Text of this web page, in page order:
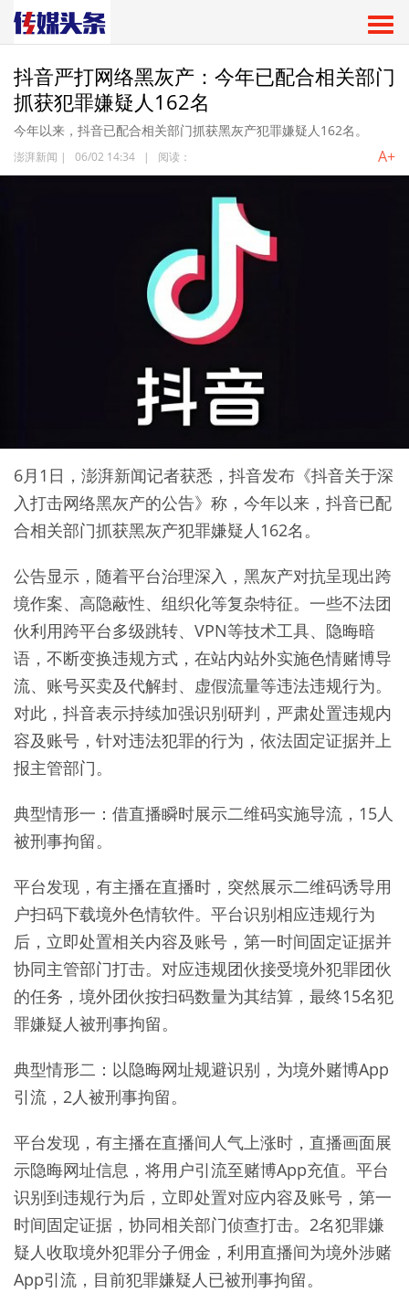
抖音严打网络黑灰产：今年已配合相关部门
抓获犯罪嫌疑人162名
今年以来，抖音已配合相关部门抓获黑灰产犯罪嫌疑人162名。
澎湃新闻 | 06/02 14:34 | 阅读： A+
6月1日，澎湃新闻记者获悉，抖音发布《抖音关于深
入打击网络黑灰产的公告》称，今年以来，抖音已配
合相关部门抓获黑灰产犯罪嫌疑人162名。
公告显示，随着平台治理深入，黑灰产对抗呈现出跨
境作案、高隐蔽性、组织化等复杂特征。一些不法团
伙利用跨平台多级跳转、VPN等技术工具、隐晦暗
语，不断变换违规方式，在站内站外实施色情赌博导
流、账号买卖及代解封、虚假流量等违法违规行为。
对此，抖音表示持续加强识别研判，严肃处置违规内
容及账号，针对违法犯罪的行为，依法固定证据并上
报主管部门。
典型情形一：借直播瞬时展示二维码实施导流，15人
被刑事拘留。
平台发现，有主播在直播时，突然展示二维码诱导用
户扫码下载境外色情软件。平台识别相应违规行为
后，立即处置相关内容及账号，第一时间固定证据并
协同主管部门打击。对应违规团伙接受境外犯罪团伙
的任务，境外团伙按扫码数量为其结算，最终15名犯
罪嫌疑人被刑事拘留。
典型情形二：以隐晦网址规避识别，为境外赌博App
引流，2人被刑事拘留。
平台发现，有主播在直播间人气上涨时，直播画面展
示隐晦网址信息，将用户引流至赌博App充值。平台
识别到违规行为后，立即处置对应内容及账号，第一
时间固定证据，协同相关部门侦查打击。2名犯罪嫌
疑人收取境外犯罪分子佣金，利用直播间为境外涉赌
App引流，目前犯罪嫌疑人已被刑事拘留。